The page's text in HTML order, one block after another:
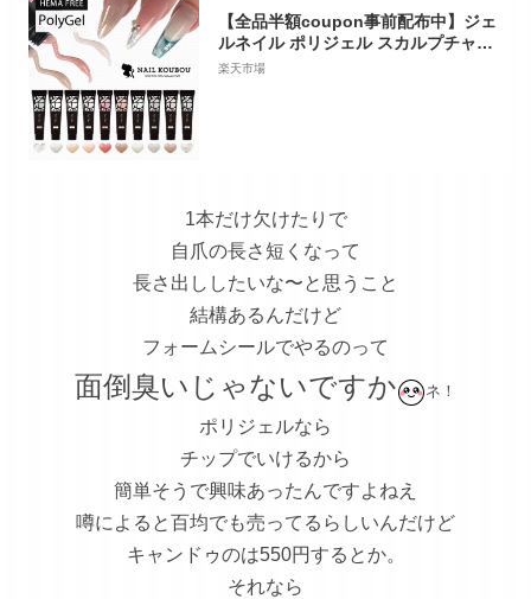
【全品半額coupon事前配布中】ジェ
ルネイル ポリジェル スカルプチャー
ジェル カラージェル 長さ出し ビジュ
楽天市場
1本だけ欠けたりで
自爪の長さ短くなって
長さ出ししたいな〜と思うこと
結構あるんだけど
フォームシールでやるのって
面倒臭いじゃないですか ネ！
ポリジェルなら
チップでいけるから
簡単そうで興味あったんですよねえ
噂によると百均でも売ってるらしいんだけど
キャンドゥのは550円するとか。
それなら